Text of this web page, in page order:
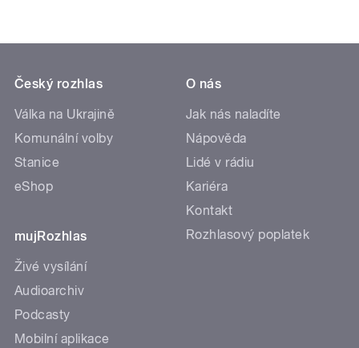
Český rozhlas
Válka na Ukrajině
Komunální volby
Stanice
eShop
mujRozhlas
Živé vysílání
Audioarchiv
Podcasty
Mobilní aplikace
O nás
Jak nás naladíte
Nápověda
Lidé v rádiu
Kariéra
Kontakt
Rozhlasový poplatek